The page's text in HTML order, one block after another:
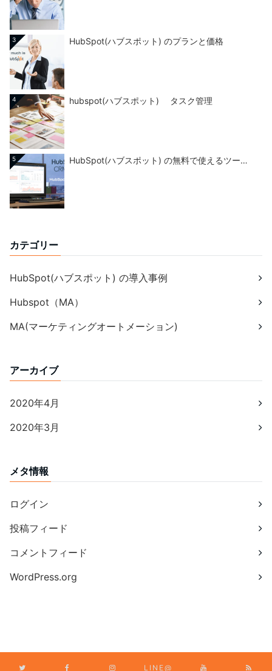
3 HubSpot(ハブスポット) のプランと価格
4 hubspot(ハブスポット) タスク管理
5 HubSpot(ハブスポット) の無料で使えるツー…
カテゴリー
HubSpot(ハブスポット) の導入事例
Hubspot（MA）
MA(マーケティングオートメーション)
アーカイブ
2020年4月
2020年3月
メタ情報
ログイン
投稿フィード
コメントフィード
WordPress.org
LINE@